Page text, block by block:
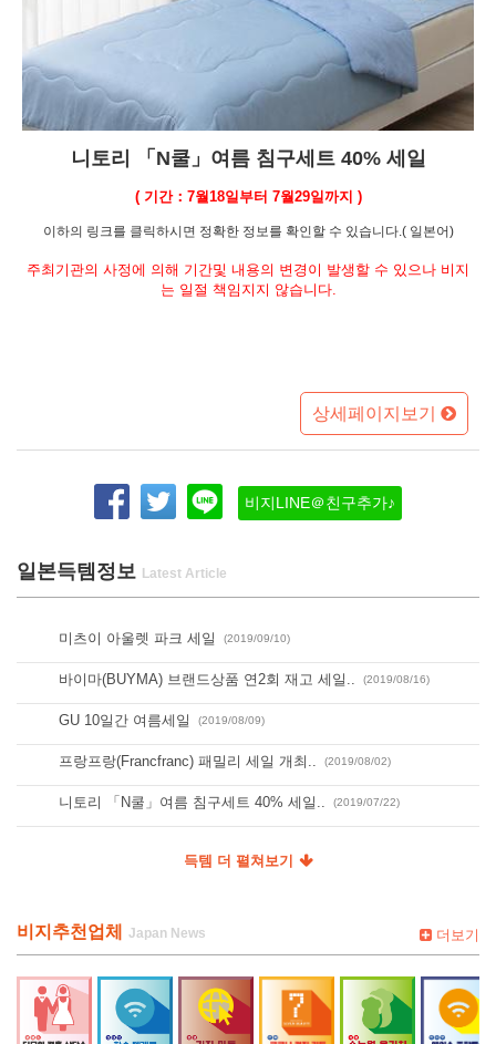
니토리 「N쿨」여름 침구세트 40% 세일
( 기간：7월18일부터 7월29일까지 )
이하의 링크를 클릭하시면 정확한 정보를 확인할 수 있습니다.( 일본어)
상세페이지보기
주최기관의 사정에 의해 기간및 내용의 변경이 발생할 수 있으나 비지
는 일절 책임지지 않습니다.
비지LINE＠친구추가♪
일본득템정보
미츠이 아울렛 파크 세일 (2019/09/10)
바이마(BUYMA) 브랜드상품 연2회 재고 세일.. (2019/08/16)
GU 10일간 여름세일 (2019/08/09)
프랑프랑(Francfranc) 패밀리 세일 개최.. (2019/08/02)
니토리 「N쿨」여름 침구세트 40% 세일.. (2019/07/22)
득템 더 펼쳐보기
비지추천업체 더보기